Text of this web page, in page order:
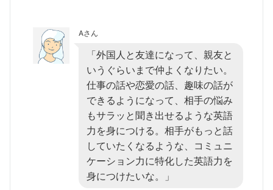
Aさん
「外国人と友達になって、親友と
いうぐらいまで仲よくなりたい。
仕事の話や恋愛の話、趣味の話が
できるようになって、相手の悩み
もサラッと聞き出せるような英語
力を身につける。相手がもっと話
していたくなるような、コミュニ
ケーション力に特化した英語力を
身につけたいな。」